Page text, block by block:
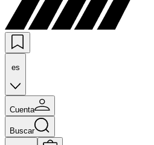
es
Cuenta
Buscar